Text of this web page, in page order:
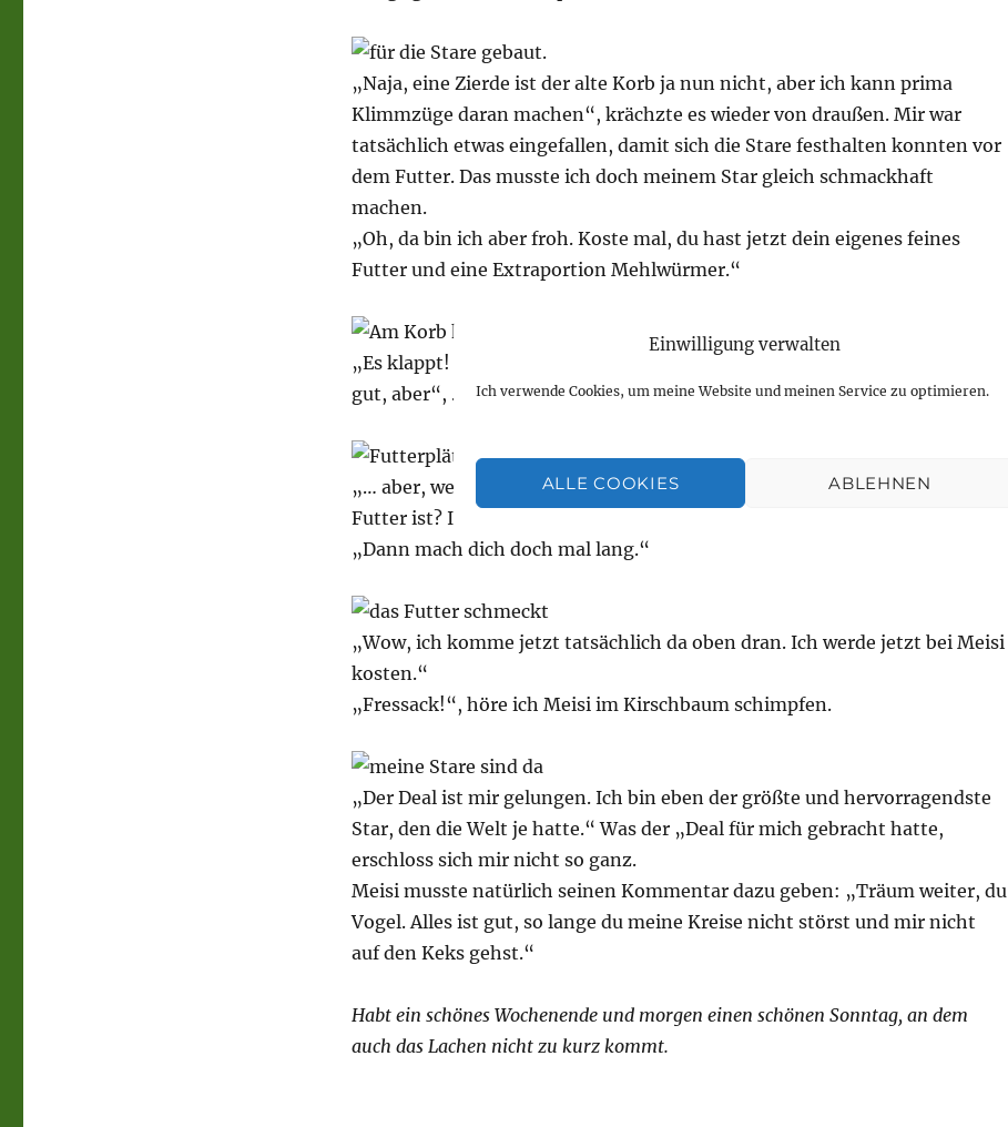
Einwilligung verwalten
Ich verwende Cookies, um meine Website und meinen Service zu optimieren.
ALLE COOKIES ABLEHNEN
„Naja, eine Zierde ist der alte Korb ja nun nicht, aber ich kann prima
Klimmzüge daran machen“, krächzte es wieder von draußen. Mir war
tatsächlich etwas eingefallen, damit sich die Stare festhalten konnten vor
dem Futter. Das musste ich doch meinem Star gleich schmackhaft
machen.
„Oh, da bin ich aber froh. Koste mal, du hast jetzt dein eigenes feines
Futter und eine Extraportion Mehlwürmer.“
„Es klappt! Ich komme tatsächlich da rein. Und es schmeckt auch ganz
gut, aber“, … Denkpause.
„… aber, wer sagt mir denn, dass im Meisenhäuschen nicht viel besseres
Futter ist? Ich will immer noch etwas von da oben haben.“
„Dann mach dich doch mal lang.“
„Wow, ich komme jetzt tatsächlich da oben dran. Ich werde jetzt bei Meisi
kosten.“
„Fressack!“, höre ich Meisi im Kirschbaum schimpfen.
„Der Deal ist mir gelungen. Ich bin eben der größte und hervorragendste
Star, den die Welt je hatte.“ Was der „Deal für mich gebracht hatte,
erschloss sich mir nicht so ganz.
Meisi musste natürlich seinen Kommentar dazu geben: „Träum weiter, du
Vogel. Alles ist gut, so lange du meine Kreise nicht störst und mir nicht
auf den Keks gehst.“
Habt ein schönes Wochenende und morgen einen schönen Sonntag, an dem
auch das Lachen nicht zu kurz kommt.